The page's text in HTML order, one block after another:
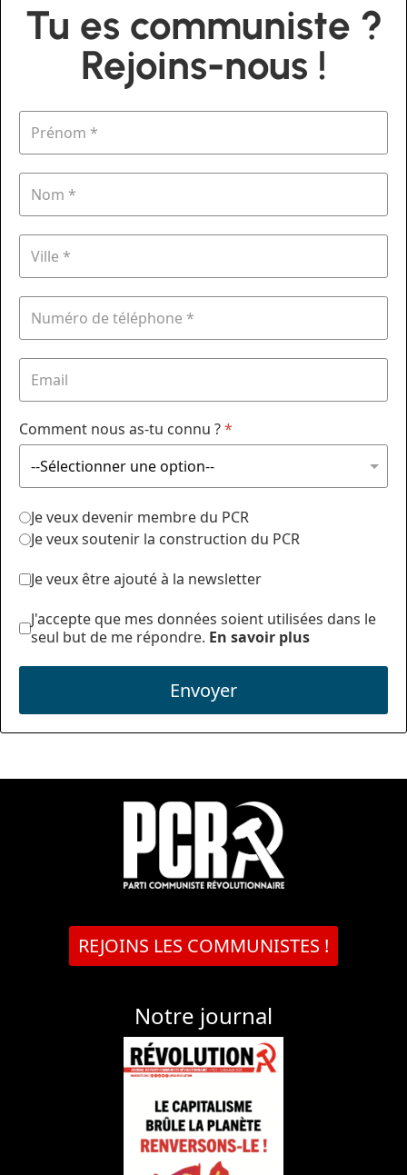
Tu es communiste ?
Rejoins-nous !
Comment nous as-tu connu ?*
Je veux devenir membre du PCR
Je veux soutenir la construction du PCR
Je veux être ajouté à la newsletter
J'accepte que mes données soient utilisées dans le
seul but de me répondre. En savoir plus
Envoyer
REJOINS LES COMMUNISTES !
Notre journal